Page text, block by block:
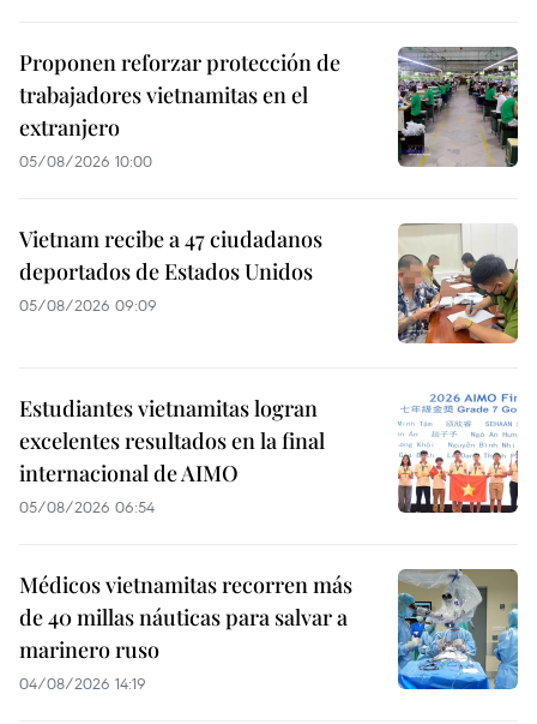
Proponen reforzar protección de
trabajadores vietnamitas en el
extranjero
05/08/2026 10:00
Vietnam recibe a 47 ciudadanos
deportados de Estados Unidos
05/08/2026 09:09
Estudiantes vietnamitas logran
excelentes resultados en la final
internacional de AIMO
05/08/2026 06:54
Médicos vietnamitas recorren más
de 40 millas náuticas para salvar a
marinero ruso
04/08/2026 14:19